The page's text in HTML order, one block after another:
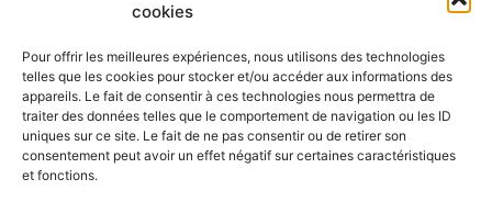
cookies
Pour offrir les meilleures expériences, nous utilisons des technologies
telles que les cookies pour stocker et/ou accéder aux informations des
appareils. Le fait de consentir à ces technologies nous permettra de
traiter des données telles que le comportement de navigation ou les ID
uniques sur ce site. Le fait de ne pas consentir ou de retirer son
consentement peut avoir un effet négatif sur certaines caractéristiques
et fonctions.